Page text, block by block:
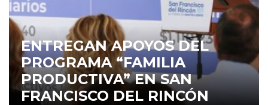
ENTREGAN APOYOS DEL
PROGRAMA “FAMILIA
PRODUCTIVA” EN SAN
FRANCISCO DEL RINCÓN